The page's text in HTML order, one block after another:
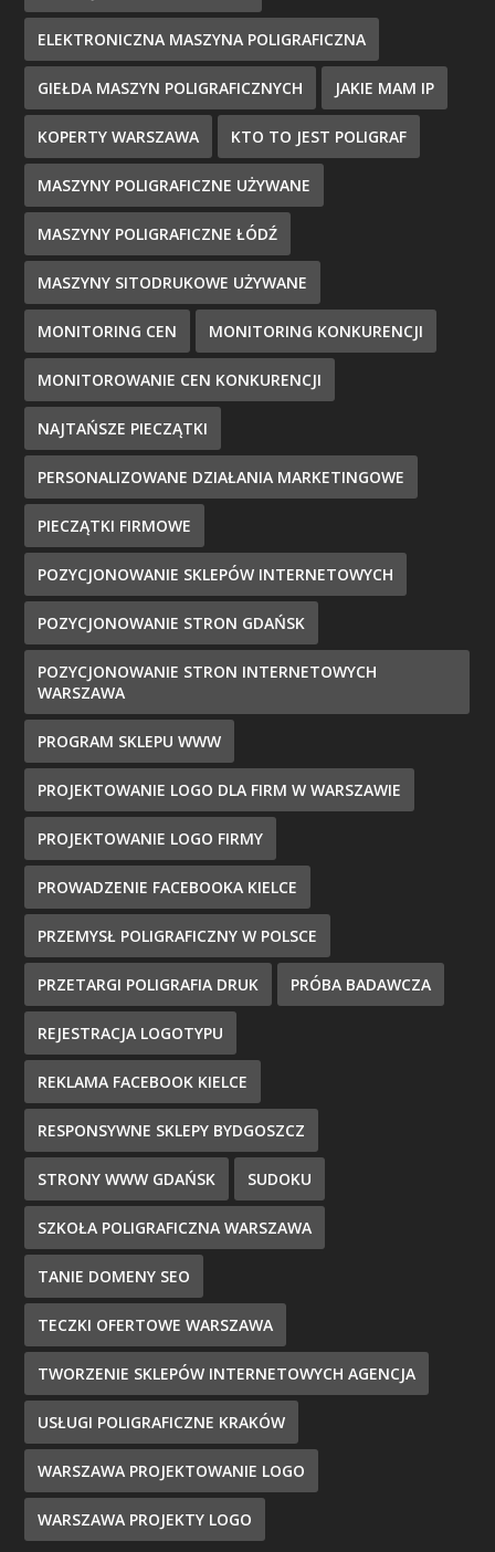
ELEKTRONICZNA MASZYNA POLIGRAFICZNA
GIEŁDA MASZYN POLIGRAFICZNYCH JAKIE MAM IP
KOPERTY WARSZAWA KTO TO JEST POLIGRAF
MASZYNY POLIGRAFICZNE UŻYWANE
MASZYNY POLIGRAFICZNE ŁÓDŹ
MASZYNY SITODRUKOWE UŻYWANE
MONITORING CEN MONITORING KONKURENCJI
MONITOROWANIE CEN KONKURENCJI
NAJTAŃSZE PIECZĄTKI
PERSONALIZOWANE DZIAŁANIA MARKETINGOWE
PIECZĄTKI FIRMOWE
POZYCJONOWANIE SKLEPÓW INTERNETOWYCH
POZYCJONOWANIE STRON GDAŃSK
POZYCJONOWANIE STRON INTERNETOWYCH
WARSZAWA
PROGRAM SKLEPU WWW
PROJEKTOWANIE LOGO DLA FIRM W WARSZAWIE
PROJEKTOWANIE LOGO FIRMY
PROWADZENIE FACEBOOKA KIELCE
PRZEMYSŁ POLIGRAFICZNY W POLSCE
PRZETARGI POLIGRAFIA DRUK PRÓBA BADAWCZA
REJESTRACJA LOGOTYPU
REKLAMA FACEBOOK KIELCE
RESPONSYWNE SKLEPY BYDGOSZCZ
STRONY WWW GDAŃSK SUDOKU
SZKOŁA POLIGRAFICZNA WARSZAWA
TANIE DOMENY SEO
TECZKI OFERTOWE WARSZAWA
TWORZENIE SKLEPÓW INTERNETOWYCH AGENCJA
USŁUGI POLIGRAFICZNE KRAKÓW
WARSZAWA PROJEKTOWANIE LOGO
WARSZAWA PROJEKTY LOGO